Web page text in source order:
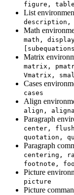
figure, table
List
description,
Math
math,
Matrix
matrix,
Vmatrix,
Cases
cases
Align
align,
Paragraph
center,
quotation,
Paragraph
centering,
footnote,
Picture
picture
Picture